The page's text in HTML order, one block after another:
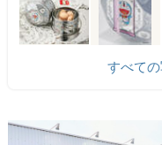
すべての